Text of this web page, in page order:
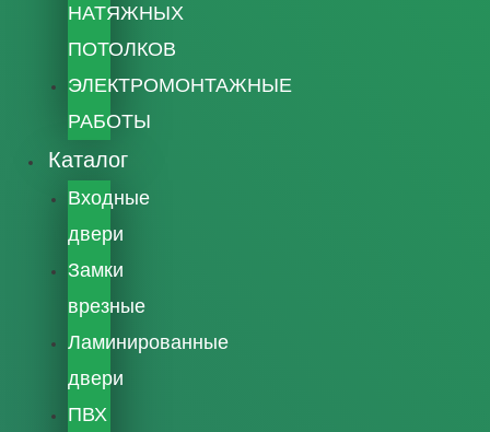
НАТЯЖНЫХ
ПОТОЛКОВ
ЭЛЕКТРОМОНТАЖНЫЕ
РАБОТЫ
Каталог
Входные
двери
Замки
врезные
Ламинированные
двери
ПВХ